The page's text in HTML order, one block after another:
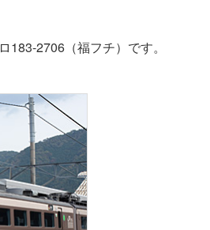
2706（福フチ）です。